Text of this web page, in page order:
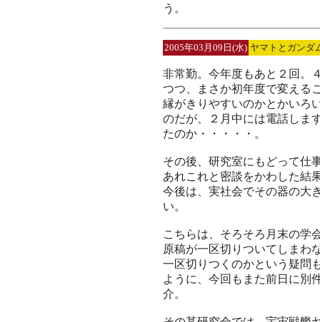
う。
2005年03月09日(水) ヤマトとガンダ
非常勤。今年度もあと２回。
つつ、まさか初年度で変える
縁がきりやすいのかとかいろ
のだが、２月中には電話しま
たのか・・・・・。
その後、研究室にもどって仕
あれこれと密談をかわした結
今後は、実社会でその器の大
い。
こちらは、そろそろ月末の学
原稿が一区切りついてしまわ
一区切りつくのかという疑問
ように、今回もまた前日に別
介。